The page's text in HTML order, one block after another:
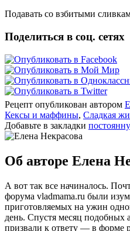
Подавать со взбитыми
Поделиться в соц. сетях
Рецепт опубликован автором
Кексы и маффины, Сладкая
Добавьте в закладки
Об авторе Елена
А вот так все начиналось.
форума vladmama.ru были
приготовляемых на ужин
день. Спустя месяц подобных
призвали к ответу — в форме